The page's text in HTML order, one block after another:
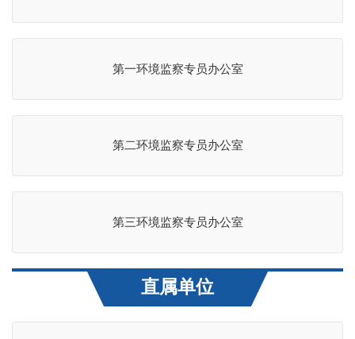
第一环境监察专员办公室
第二环境监察专员办公室
第三环境监察专员办公室
直属单位